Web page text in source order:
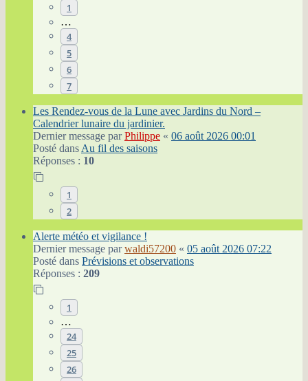
1
…
4
5
6
7
Les Rendez-vous de la Lune avec Jardins du Nord –
Calendrier lunaire du jardinier.
Dernier message parPhilippe « 06 août 2026 00:01
Posté dans Au fil des saisons
Réponses : 10
1
2
Alerte météo et vigilance !
Dernier message parwaldi57200 « 05 août 2026 07:22
Posté dans Prévisions et observations
Réponses : 209
1
…
24
25
26